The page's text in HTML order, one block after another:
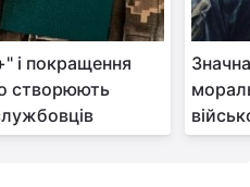
і покращення
створюють